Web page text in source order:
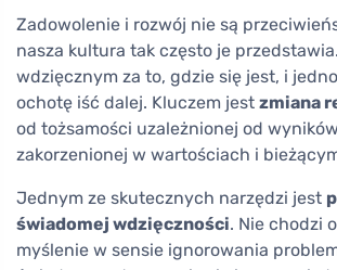
Zadowolenie i rozwój nie są
nasza kultura tak często je
wdzięcznym za to, gdzie się jest, i
ochotę iść dalej. Kluczem jest zmiana
od tożsamości uzależnionej od
zakorzenionej w wartościach i
Jednym ze skutecznych narzędzi jest
świadomej wdzięczności. Nie chodzi
myślenie w sensie ignorowania